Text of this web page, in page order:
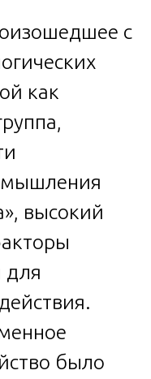
с
как
мышления
высокий
для
было